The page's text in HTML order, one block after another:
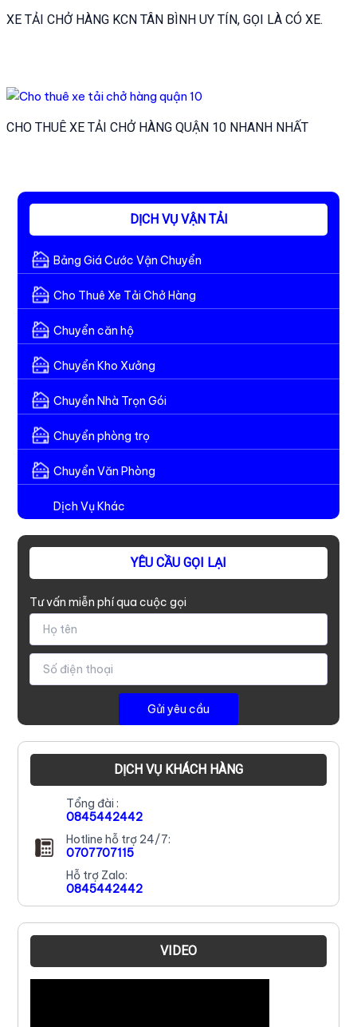
XE TẢI CHỞ HÀNG KCN TÂN BÌNH UY TÍN, GỌI LÀ CÓ XE.
CHO THUÊ XE TẢI CHỞ HÀNG QUẬN 10 NHANH NHẤT
DỊCH VỤ VẬN TẢI
Bảng Giá Cước Vận Chuyển
Cho Thuê Xe Tải Chở Hàng
Chuyển căn hộ
Chuyển Kho Xưởng
Chuyển Nhà Trọn Gói
Chuyển phòng trọ
Chuyển Văn Phòng
Dịch Vụ Khác
YÊU CẦU GỌI LẠI
Tư vấn miễn phí qua cuộc gọi
DỊCH VỤ KHÁCH HÀNG
Tổng đài :
0845442442
Hotline hỗ trợ 24/7:
0707707115
Hỗ trợ Zalo:
0845442442
VIDEO